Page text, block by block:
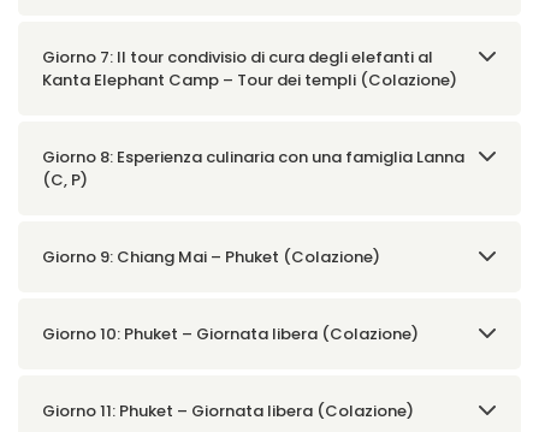
Giorno 7: Il tour condivisio di cura degli elefanti al
Kanta Elephant Camp – Tour dei templi (Colazione)
Giorno 8: Esperienza culinaria con una famiglia Lanna
(C, P)
Giorno 9: Chiang Mai – Phuket (Colazione)
Giorno 10: Phuket – Giornata libera (Colazione)
Giorno 11: Phuket – Giornata libera (Colazione)